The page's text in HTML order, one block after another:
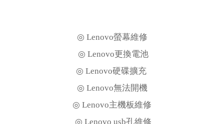
◎ Lenovo螢幕維修
◎ Lenovo更換電池
◎ Lenovo硬碟擴充
◎ Lenovo無法開機
◎ Lenovo主機板維修
◎ Lenovo usb孔維修